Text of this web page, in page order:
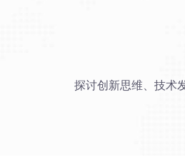
探讨创新思维、技术